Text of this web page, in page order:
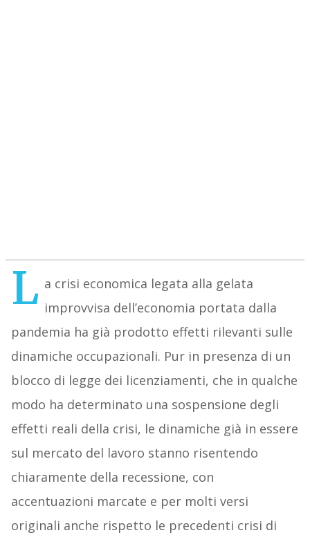
L a crisi economica legata alla gelata
improvvisa dell’economia portata dalla
pandemia ha già prodotto effetti rilevanti sulle
dinamiche occupazionali. Pur in presenza di un
blocco di legge dei licenziamenti, che in qualche
modo ha determinato una sospensione degli
effetti reali della crisi, le dinamiche già in essere
sul mercato del lavoro stanno risentendo
chiaramente della recessione, con
accentuazioni marcate e per molti versi
originali anche rispetto le precedenti crisi di